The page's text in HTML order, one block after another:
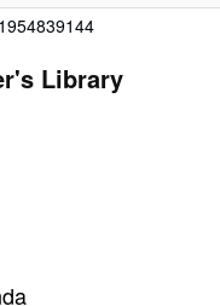
Library